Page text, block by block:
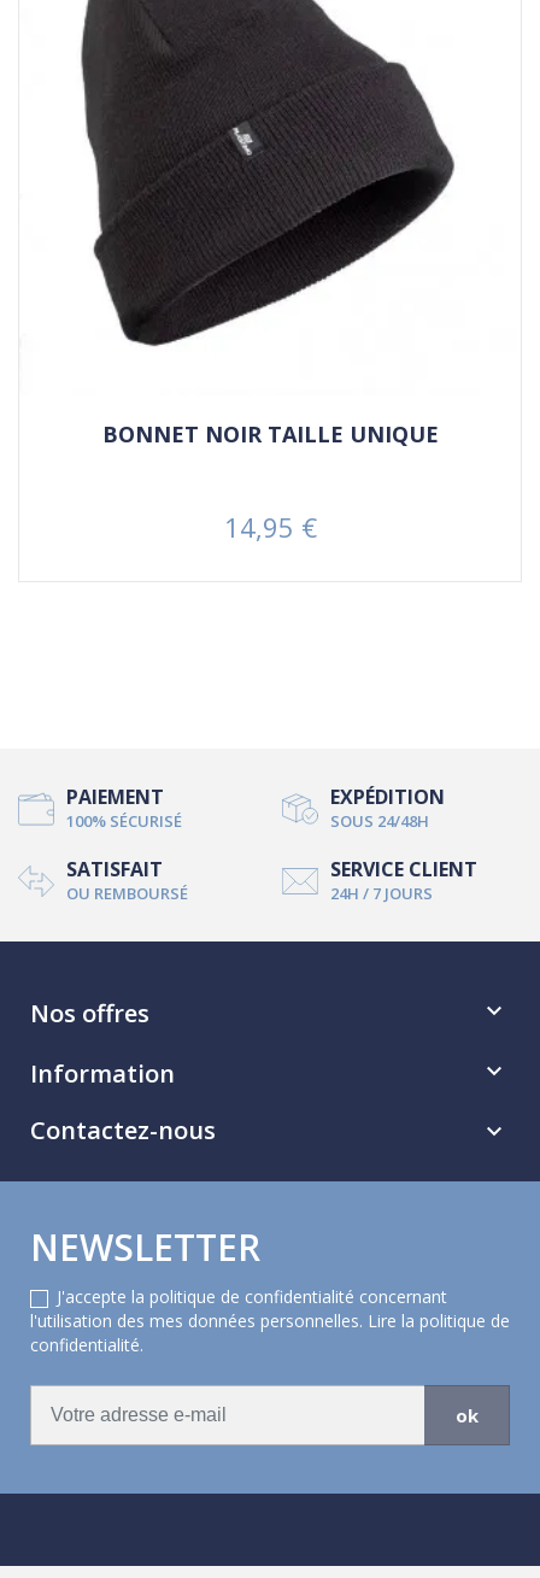
BONNET NOIR TAILLE UNIQUE
Prix
14,95 €
PAIEMENT
100% SÉCURISÉ
EXPÉDITION
SOUS 24/48H
SATISFAIT
OU REMBOURSÉ
SERVICE CLIENT
24H / 7 JOURS
Nos offres 
Information 
Contactez-nous 
NEWSLETTER
J'accepte la politique de confidentialité concernant
l'utilisation des mes données personnelles. Lire la politique de
confidentialité.